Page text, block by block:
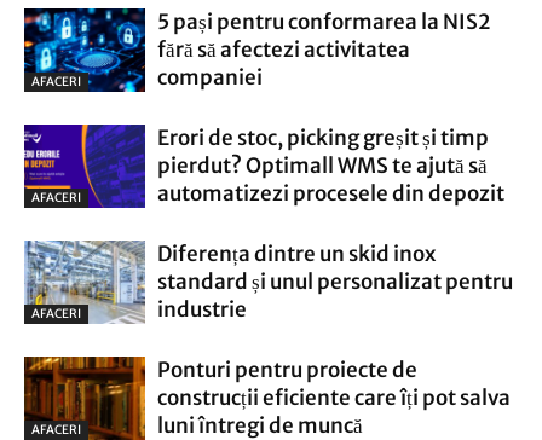
AFACERI
5 pași pentru conformarea la NIS2
fără să afectezi activitatea
companiei
AFACERI
Erori de stoc, picking greșit și timp
pierdut? Optimall WMS te ajută să
automatizezi procesele din depozit
AFACERI
Diferența dintre un skid inox
standard și unul personalizat pentru
industrie
AFACERI
Ponturi pentru proiecte de
construcții eficiente care îți pot salva
luni întregi de muncă